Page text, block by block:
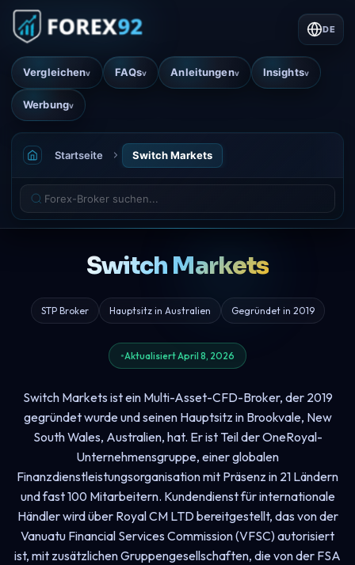
Vergleichenv FAQsv Anleitungenv Insightsv
Werbungv
DE
Startseite Switch Markets
Switch Markets
STP Broker Hauptsitz in Australien Gegründet in 2019
Aktualisiert April 8, 2026
Switch Markets ist ein Multi-Asset-CFD-Broker, der 2019
gegründet wurde und seinen Hauptsitz in Brookvale, New
South Wales, Australien, hat. Er ist Teil der OneRoyal-
Unternehmensgruppe, einer globalen
Finanzdienstleistungsorganisation mit Präsenz in 21 Ländern
und fast 100 Mitarbeitern. Kundendienst für internationale
Händler wird über Royal CM LTD bereitgestellt, das von der
Vanuatu Financial Services Commission (VFSC) autorisiert
ist, mit zusätzlichen Gruppengesellschaften, die von der FSA